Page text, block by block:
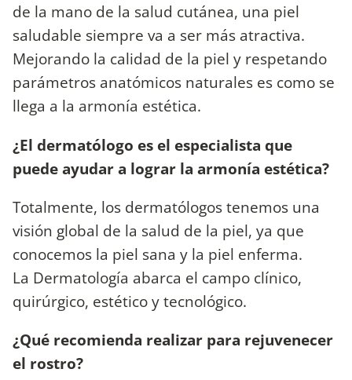
de la mano de la salud cutánea, una piel
saludable siempre va a ser más atractiva.
Mejorando la calidad de la piel y respetando
parámetros anatómicos naturales es como se
llega a la armonía estética.
¿El dermatólogo es el especialista que
puede ayudar a lograr la armonía estética?
Totalmente, los dermatólogos tenemos una
visión global de la salud de la piel, ya que
conocemos la piel sana y la piel enferma.
La Dermatología abarca el campo clínico,
quirúrgico, estético y tecnológico.
¿Qué recomienda realizar para rejuvenecer
el rostro?